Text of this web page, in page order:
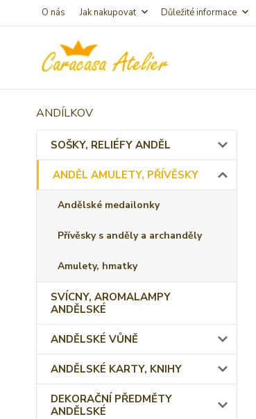
O nás Jak nakupovat Důležité informace
ANDÍLKOV
SOŠKY, RELIÉFY ANDĚL
ANDĚL AMULETY, PŘÍVĚSKY
Andělské medailonky
Přívěsky s anděly a archanděly
Amulety, hmatky
SVÍCNY, AROMALAMPY
ANDĚLSKÉ
ANDĚLSKÉ VŮNĚ
ANDĚLSKÉ KARTY, KNIHY
DEKORAČNÍ PŘEDMĚTY
ANDĚLSKÉ